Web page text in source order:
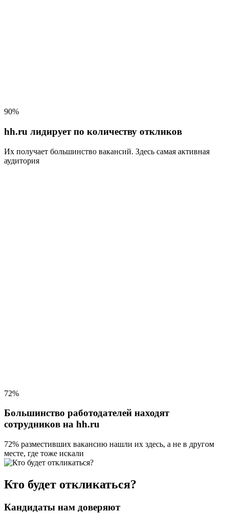
90%
hh.ru лидирует по количеству откликов
Их получает большинство вакансий. Здесь самая активная
аудитория
72%
Большинство работодателей находят
сотрудников на hh.ru
72% разместивших вакансию нашли их здесь, а не в другом
месте, где тоже искали
Кто будет откликаться?
Кандидаты нам доверяют